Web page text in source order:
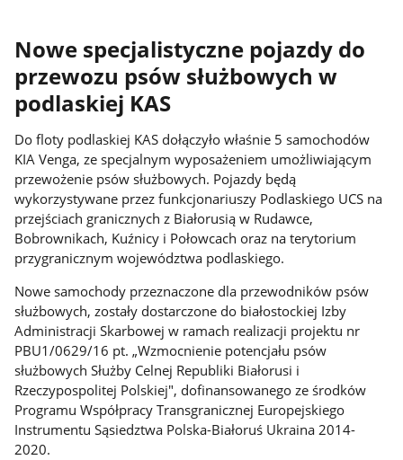
Nowe specjalistyczne pojazdy do
przewozu psów służbowych w
podlaskiej KAS
Do floty podlaskiej KAS dołączyło właśnie 5 samochodów
KIA Venga, ze specjalnym wyposażeniem umożliwiającym
przewożenie psów służbowych. Pojazdy będą
wykorzystywane przez funkcjonariuszy Podlaskiego UCS na
przejściach granicznych z Białorusią w Rudawce,
Bobrownikach, Kuźnicy i Połowcach oraz na terytorium
przygranicznym województwa podlaskiego.
Nowe samochody przeznaczone dla przewodników psów
służbowych, zostały dostarczone do białostockiej Izby
Administracji Skarbowej w ramach realizacji projektu nr
PBU1/0629/16 pt. „Wzmocnienie potencjału psów
służbowych Służby Celnej Republiki Białorusi i
Rzeczypospolitej Polskiej", dofinansowanego ze środków
Programu Współpracy Transgranicznej Europejskiego
Instrumentu Sąsiedztwa Polska-Białoruś Ukraina 2014-
2020.